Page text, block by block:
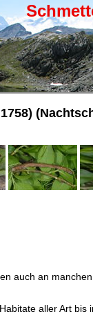
auch an manchen
aller Art bis